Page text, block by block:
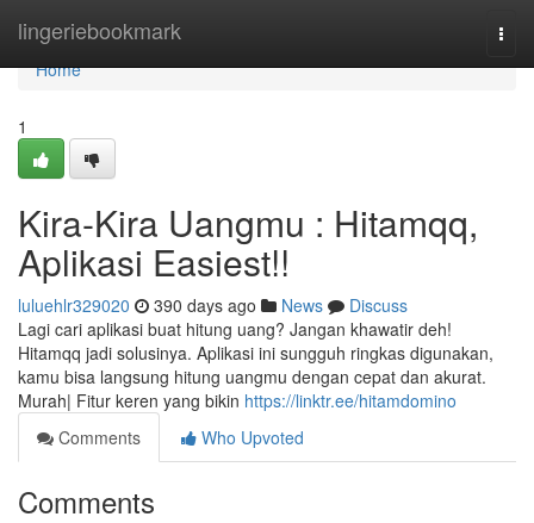
lingeriebookmark
Home
Home
1
Kira-Kira Uangmu : Hitamqq,
Aplikasi Easiest!!
luluehlr329020 390 days ago News
Discuss
Lagi cari aplikasi buat hitung uang? Jangan khawatir deh!
Hitamqq jadi solusinya. Aplikasi ini sungguh ringkas digunakan,
kamu bisa langsung hitung uangmu dengan cepat dan akurat.
Murah| Fitur keren yang bikin https://linktr.ee/hitamdomino
Comments
Who Upvoted
Comments